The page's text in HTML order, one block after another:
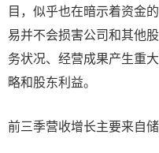
目，似乎也在暗示着资金
易并不会损害公司和其他
务状况、经营成果产生重
略和股东利益。
前三季营收增长主要来自